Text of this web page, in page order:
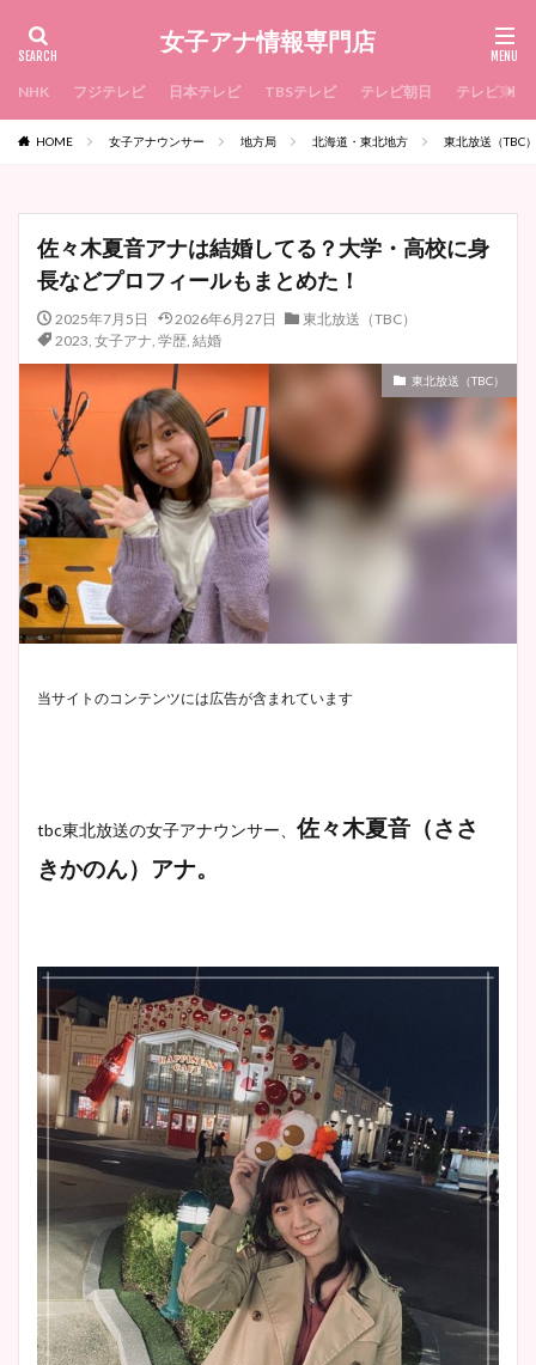
女子アナ情報専門店
NHK フジテレビ 日本テレビ TBSテレビ テレビ朝日 テレビ東京
HOME 女子アナウンサー 地方局 北海道・東北地方 東北放送（TBC）
佐々木夏音アナは結婚してる？大学・高校に身
長などプロフィールもまとめた！
2025年7月5日 2026年6月27日
東北放送（TBC）
2023, 女子アナ, 学歴, 結婚
東北放送（TBC）
当サイトのコンテンツには広告が含まれています
tbc東北放送の女子アナウンサー、 佐々木夏音（ささ
きかのん）アナ。